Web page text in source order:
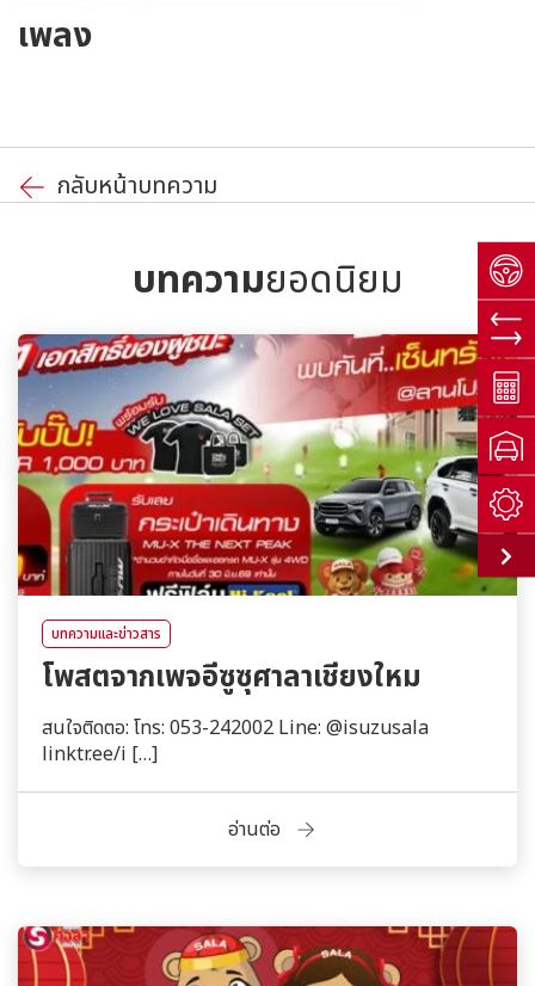
เพลง
กลับหน้าบทความ
บทความยอดนิยม
บทความและข่าวสาร
โพสตจากเพจอีซูซุศาลาเชียงใหม
สนใจติดตอ: โทร: 053-242002 Line: @isuzusala
linktr.ee/i […]
อ่านต่อ